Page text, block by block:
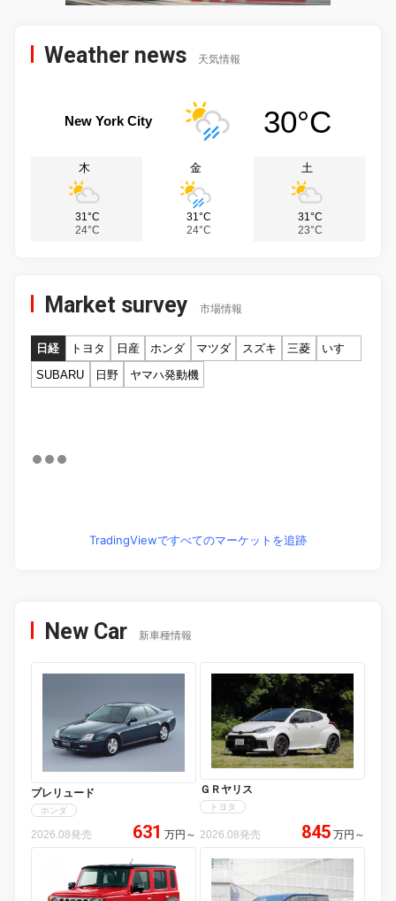
Weather news 天気情報
New York City 30°C
木
31°C
24°C
金
31°C
24°C
土
31°C
23°C
Market survey 市場情報
日経 トヨタ 日産 ホンダ マツダ スズキ 三菱
いすゞ
SUBARU
日野 ヤマハ発動機
TradingViewですべてのマーケットを追跡
New Car 新車種情報
プレリュード
ホンダ
2026.08発売 631 万円 ～
ＧＲヤリス
トヨタ
2026.08発売 845 万円 ～